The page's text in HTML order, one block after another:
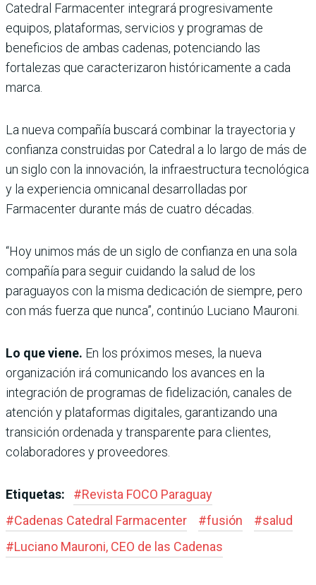
Catedral Farmacenter integrará progresivamente
equipos, plataformas, servicios y programas de
beneficios de ambas cadenas, potenciando las
fortalezas que caracterizaron históricamente a cada
marca.
La nueva compañía buscará combinar la trayectoria y
confianza construidas por Catedral a lo largo de más de
un siglo con la innovación, la infraestructura tecnológica
y la experiencia omnicanal desarrolladas por
Farmacenter durante más de cuatro décadas.
“Hoy unimos más de un siglo de confianza en una sola
compañía para seguir cuidando la salud de los
paraguayos con la misma dedicación de siempre, pero
con más fuerza que nunca”, continúo Luciano Mauroni.
Lo que viene. En los próximos meses, la nueva
organización irá comunicando los avances en la
integración de programas de fidelización, canales de
atención y plataformas digitales, garantizando una
transición ordenada y transparente para clientes,
colaboradores y proveedores.
Etiquetas: #Revista FOCO Paraguay
#Cadenas Catedral Farmacenter #fusión #salud
#Luciano Mauroni, CEO de las Cadenas